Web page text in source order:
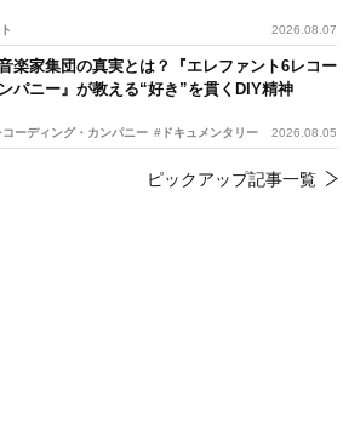
2026.08.07
楽家集団の真実とは？『エレファント6レコー
パニー』が教える“好き”を貫くDIY精神
ーディング・カンパニー #ドキュメンタリー 2026.08.05
ピックアップ記事一覧